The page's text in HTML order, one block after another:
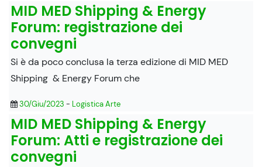
MID MED Shipping & Energy
Forum: registrazione dei
convegni
Si è da poco conclusa la terza edizione di MID MED
Shipping & Energy Forum che
30/Giu/2023 - Logistica Arte
MID MED Shipping & Energy
Forum: Atti e registrazione dei
convegni